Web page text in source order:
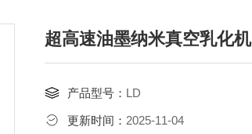
超高速油墨纳米真空乳化机
产品型号： LD
更新时间： 2025-11-04